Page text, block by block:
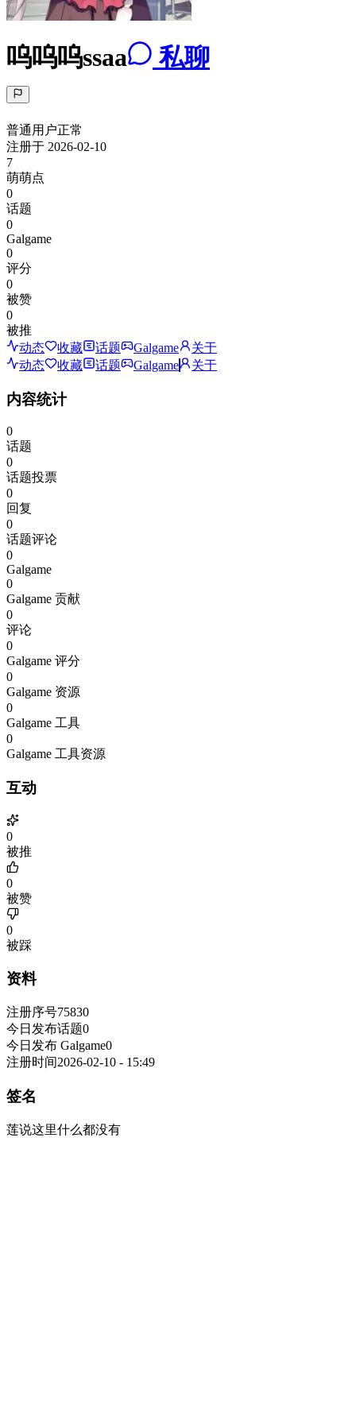
呜呜呜ssaa 私聊
普通用户正常
注册于 2026-02-10
7
萌萌点
0
话题
0
Galgame
0
评分
0
被赞
0
被推
动态
收藏 话题 Galgame
关于
动态
收藏 话题 Galgame 关于
内容统计
0
话题
0
话题投票
0
回复
0
话题评论
0
Galgame
0
Galgame 贡献
0
评论
0
Galgame 评分
0
Galgame 资源
0
Galgame 工具
0
Galgame 工具资源
互动
0
被推
0
被赞
0
被踩
资料
注册序号75830
今日发布话题0
今日发布 Galgame0
注册时间2026-02-10 - 15:49
签名
莲说这里什么都没有